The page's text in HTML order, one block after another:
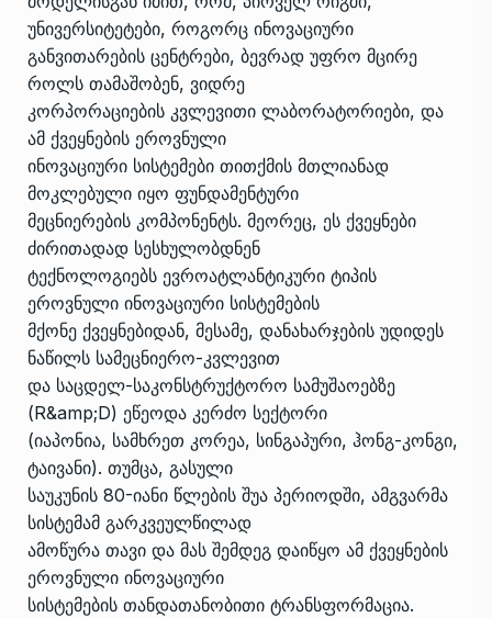
უნივერსიტეტები, როგორც ინოვაციური
განვითარების ცენტრები, ბევრად უფრო მცირე
როლს თამაშობენ, ვიდრე
კორპორაციების კვლევითი ლაბორატორიები, და
ამ ქვეყნების ეროვნული
ინოვაციური სისტემები თითქმის მთლიანად
მოკლებული იყო ფუნდამენტური
მეცნიერების კომპონენტს. მეორეც, ეს ქვეყნები
ძირითადად სესხულობდნენ
ტექნოლოგიებს ევროატლანტიკური ტიპის
ეროვნული ინოვაციური სისტემების
მქონე ქვეყნებიდან, მესამე, დანახარჯების უდიდეს
ნაწილს სამეცნიერო-კვლევით
და საცდელ-საკონსტრუქტორო სამუშაოებზე
(R&amp;D) ეწეოდა კერძო სექტორი
(იაპონია, სამხრეთ კორეა, სინგაპური, ჰონგ-კონგი,
ტაივანი). თუმცა, გასული
საუკუნის 80-იანი წლების შუა პერიოდში, ამგვარმა
სისტემამ გარკვეულწილად
ამოწურა თავი და მას შემდეგ დაიწყო ამ ქვეყნების
ეროვნული ინოვაციური
სისტემების თანდათანობითი ტრანსფორმაცია.